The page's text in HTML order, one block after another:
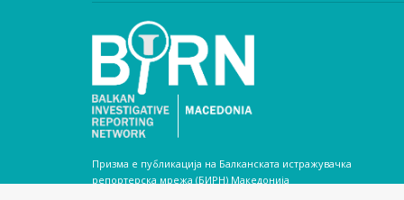
Призма е публикација на Балканската истражувачка
репортерска мрежа (БИРН) Македонија